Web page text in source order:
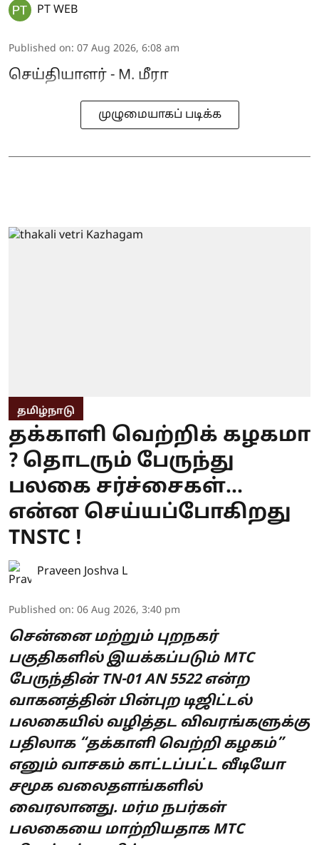
PT WEB
Published on: 07 Aug 2026, 6:08 am
செய்தியாளர் - M. மீரா
முழுமையாகப் படிக்க
தமிழ்நாடு
தக்காளி வெற்றிக் கழகமா
? தொடரும் பேருந்து
பலகை சர்ச்சைகள்...
என்ன செய்யப்போகிறது
TNSTC !
Praveen Joshva L
Published on: 06 Aug 2026, 3:40 pm
சென்னை மற்றும் புறநகர்
பகுதிகளில் இயக்கப்படும் MTC
பேருந்தின் TN-01 AN 5522 என்ற
வாகனத்தின் பின்புற டிஜிட்டல்
பலகையில் வழித்தட விவரங்களுக்கு
பதிலாக “தக்காளி வெற்றி கழகம்”
எனும் வாசகம் காட்டப்பட்ட வீடியோ
சமூக வலைதளங்களில்
வைரலானது. மர்ம நபர்கள்
பலகையை மாற்றியதாக MTC